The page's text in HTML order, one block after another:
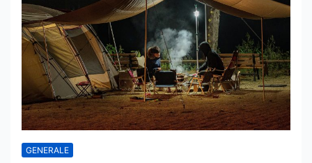
GENERALE